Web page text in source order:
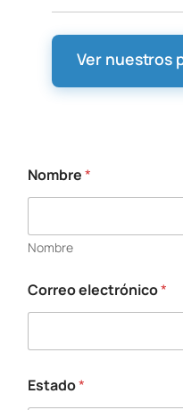
Ver nuestros
Nombre*
Nombre
Correo electrónico*
Estado*